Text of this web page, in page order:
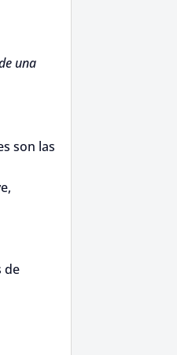
una
son las
de